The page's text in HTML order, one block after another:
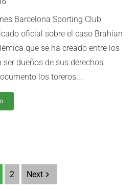
Barcelona Sporting Club
oficial sobre el caso Brahian
que se ha creado entre los
ser dueños de sus derechos
los toreros...
2 Next